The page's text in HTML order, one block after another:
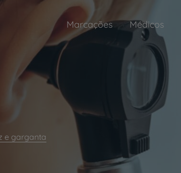
Marcações Médicos
e garganta